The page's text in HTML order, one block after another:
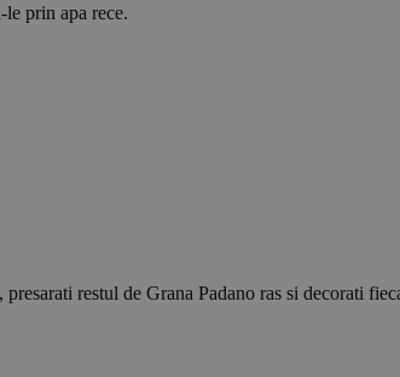
le prin apa rece.
restul de Grana Padano ras si decorati